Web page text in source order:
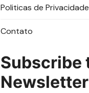
Politicas de Privacidade
Contato
Subscribe
Newsletter